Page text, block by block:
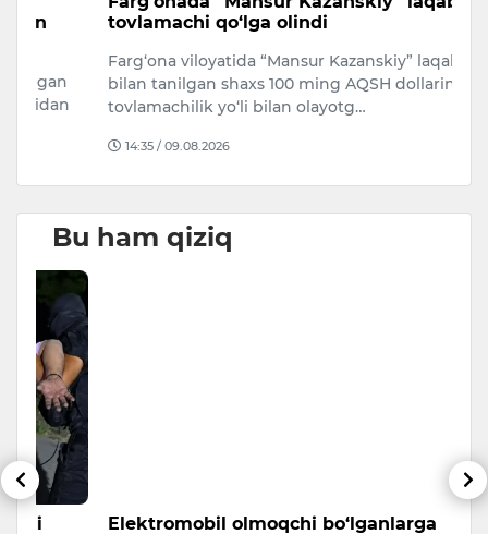
tovlamachi qo‘lga olindi
Farg‘ona viloyatida “Mansur Kazanskiy” laqabi
bilan tanilgan shaxs 100 ming AQSH dollarini
tovlamachilik yo‘li bilan olayotg…
14:35 / 09.08.2026
Bu ham qiziq
Elektromobil olmoqchi bo‘lganlarga